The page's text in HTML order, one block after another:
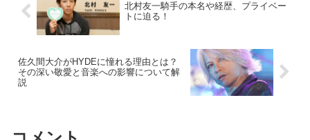
北村友一騎手の本名や経歴、プライベー
トに迫る！
佐久間大介がHYDEに憧れる理由とは？
その深い敬愛と音楽への影響について解
説